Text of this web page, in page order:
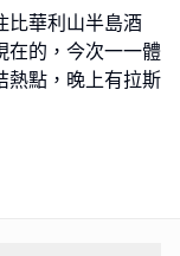
比華利山半島酒
在的，今次一一體
熱點，晚上有拉斯